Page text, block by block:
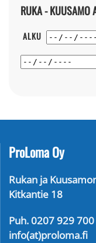
RUKA - KUUSAMO
ALKU
ProLoma Oy
Rukan ja
Kitkantie 18
Puh. 0207 929 700
info(at)proloma.fi